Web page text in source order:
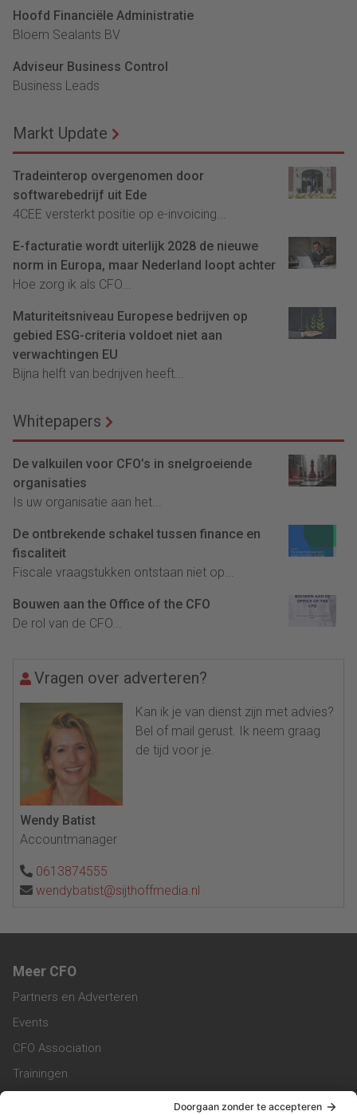
Hoofd Financiële Administratie
Bloem Sealants BV
Adviseur Business Control
Business Leads
Markt Update
Tradeinterop overgenomen door
softwarebedrijf uit Ede
4CEE versterkt positie op e-invoicing...
E-facturatie wordt uiterlijk 2028 de nieuwe
norm in Europa, maar Nederland loopt achter
Hoe zorg ik als CFO...
Maturiteitsniveau Europese bedrijven op
gebied ESG-criteria voldoet niet aan
verwachtingen EU
Bijna helft van bedrijven heeft...
Whitepapers
De valkuilen voor CFO’s in snelgroeiende
organisaties
Is uw organisatie aan het...
De ontbrekende schakel tussen finance en
fiscaliteit
Fiscale vraagstukken ontstaan niet op...
Bouwen aan the Office of the CFO
De rol van de CFO...
Vragen over adverteren?
Kan ik je van dienst zijn met advies?
Bel of mail gerust. Ik neem graag
de tijd voor je.
Wendy Batist
Accountmanager
0613874555
wendybatist@sijthoffmedia.nl
Meer CFO
Partners en Adverteren
Events
CFO Association
Trainingen